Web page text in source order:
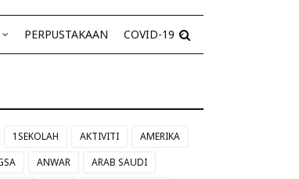
PERPUSTAKAAN COVID-19
1SEKOLAH AKTIVITI
AMERIKA
ANWAR
ARAB SAUDI